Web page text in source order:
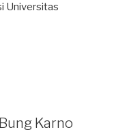
Universitas
Karno